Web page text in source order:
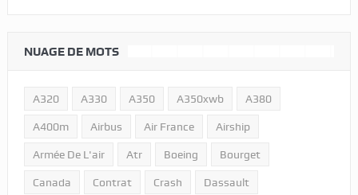
NUAGE DE MOTS
A320 A330 A350 A350xwb A380
A400m Airbus Air France Airship
Armée De L'air Atr Boeing Bourget
Canada Contrat Crash Dassault